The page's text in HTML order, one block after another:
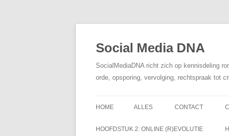
Social Media DNA
SocialMediaDNA richt zich op kennisdeling
orde, opsporing, vervolging, rechtspraak tot
HOME ALLES CONTACT
HOOFDSTUK 2: ONLINE (R)EVOLUTIE